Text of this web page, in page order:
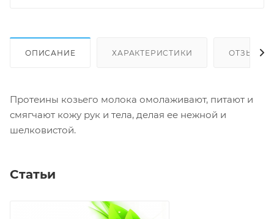
ОПИСАНИЕ ХАРАКТЕРИСТИКИ ОТЗЫВЫ
Протеины козьего молока омолаживают, питают и
смягчают кожу рук и тела, делая ее нежной и
шелковистой.
Статьи